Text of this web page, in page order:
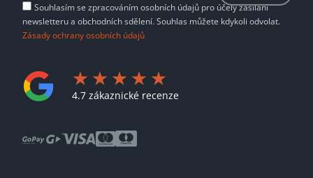
Souhlasím se zpracováním osobních údajů pro účely zasílání
newsletteru a obchodních sdělení. Souhlas můžete kdykoli odvolat.
Zásady ochrany osobních údajů
4.7 zákaznické recenze